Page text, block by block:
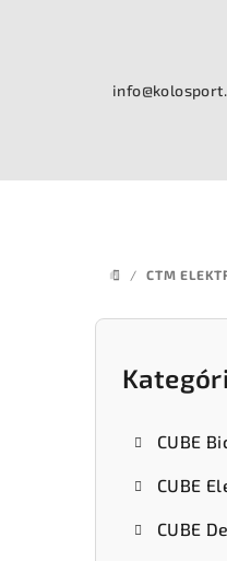
DOMOV
/ CTM
Preskočiť
CUBE
CUBE
CUBE